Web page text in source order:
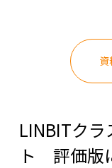
LINBITク
ト 評価版